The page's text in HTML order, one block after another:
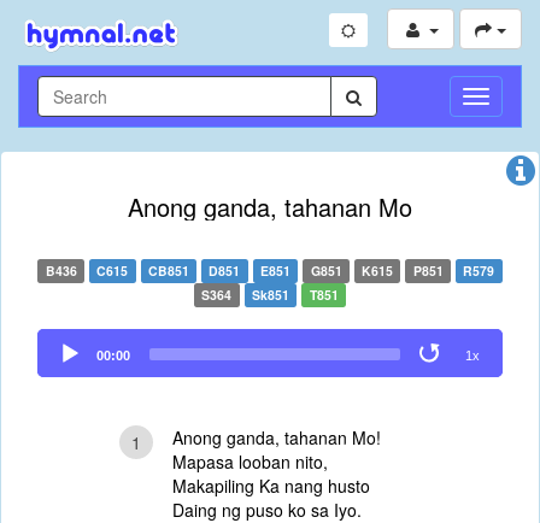
Toggle
Anong ganda, tahanan Mo
B436 C615 CB851 D851 E851 G851 K615 P851
R579
S364
Sk851 T851
Audio
Player
00:00 1x
1
Anong ganda, tahanan Mo!
Mapasa looban nito,
Makapiling Ka nang husto
Daing ng puso ko sa Iyo.